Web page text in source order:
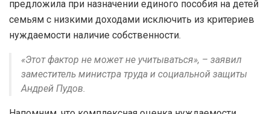
предложила при назначении единого пособия на детей
семьям с низкими доходами исключить из критериев
нуждаемости наличие собственности.
«Этот фактор не может не учитываться», – заявил
заместитель министра труда и социальной защиты
Андрей Пудов.